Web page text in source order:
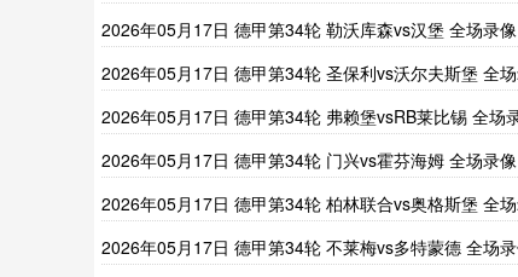
2026年05月17日 德甲第34轮 勒沃库森vs汉堡 全场录像
2026年05月17日 德甲第34轮 圣保利vs沃尔夫斯堡 全
2026年05月17日 德甲第34轮 弗赖堡vsRB莱比锡 全场
2026年05月17日 德甲第34轮 门兴vs霍芬海姆 全场录像
2026年05月17日 德甲第34轮 柏林联合vs奥格斯堡 全
2026年05月17日 德甲第34轮 不莱梅vs多特蒙德 全场